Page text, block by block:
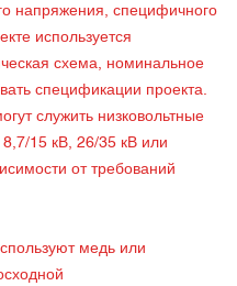
напряжения, специфичного
используется
схема, номинальное
спецификации проекта.
служить низковольтные
15 кВ, 26/35 кВ или
от требований
медь или